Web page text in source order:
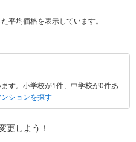
平均価格を表示しています。
す。小学校が1件、中学校が0件あ
ションを探す
更しよう！